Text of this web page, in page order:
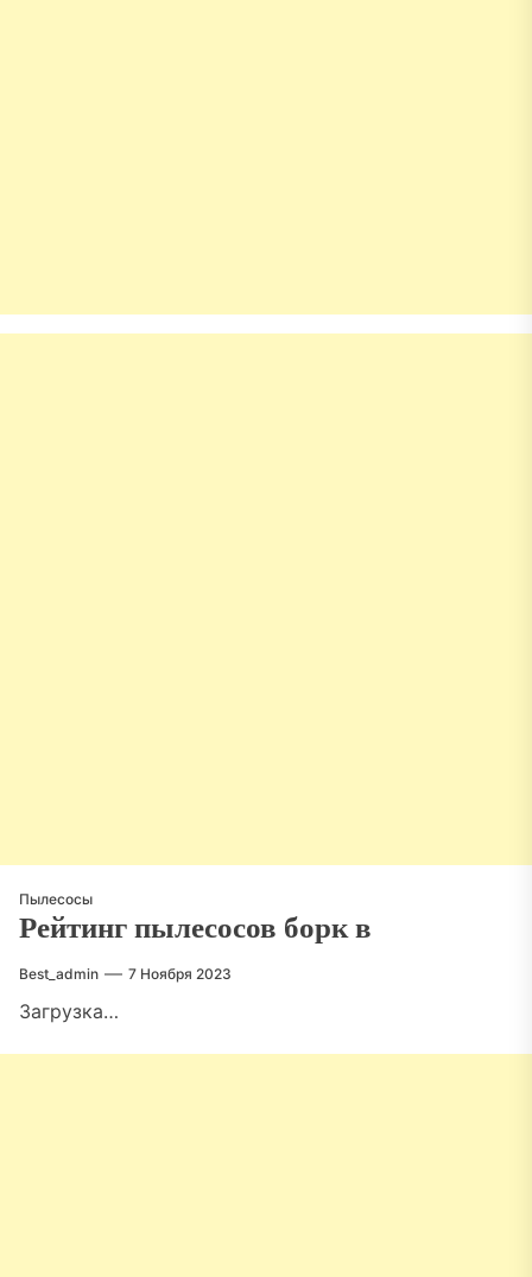
Пылесосы
Рейтинг пылесосов борк в
Best_admin 7 Ноября 2023
Загрузка…